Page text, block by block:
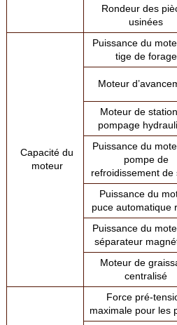
Rondeur des
usinées
Capacité du
moteur
Puissance du
tige de forage
Moteur
Moteur de
pompage
Puissance du
pompe de
refroidissement de
Puissance du
puce automatique
Puissance du
séparateur
Moteur de
centralisé
Force pré-
maximale pour les